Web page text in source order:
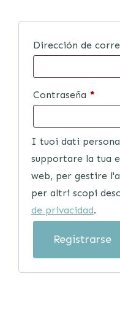
Dirección de
Contraseña *
I tuoi dati
supportare la tua
web, per gestire
per altri scopi
de privacidad.
Registrarse